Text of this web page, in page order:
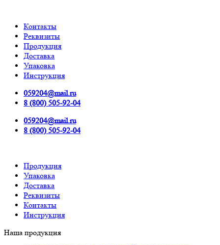
Контакты
Реквизиты
Продукция
Доставка
Упаковка
Инструкция
059204@mail.ru
8 (800) 505-92-04
059204@mail.ru
8 (800) 505-92-04
Продукция
Упаковка
Доставка
Реквизиты
Контакты
Инструкция
Наша продукция